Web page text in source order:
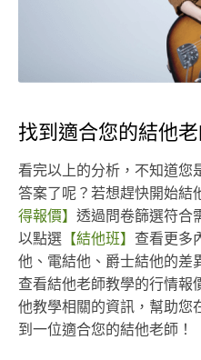
找到適合您的結他
看完以上的分析，不知道您
答案了呢？若想趕快開始結
得報價】 透過問卷篩選符合
以點選 【結他班】 查看更多
他、電結他、爵士結他的差
查看結他老師教學的行情報
他教學相關的資訊，幫助您
到一位適合您的結他老師！